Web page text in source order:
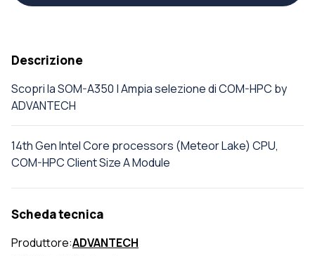
Descrizione
Scopri la SOM-A350 | Ampia selezione di COM-HPC by
ADVANTECH
14th Gen Intel Core processors (Meteor Lake) CPU,
COM-HPC Client Size A Module
Scheda tecnica
Produttore:ADVANTECH